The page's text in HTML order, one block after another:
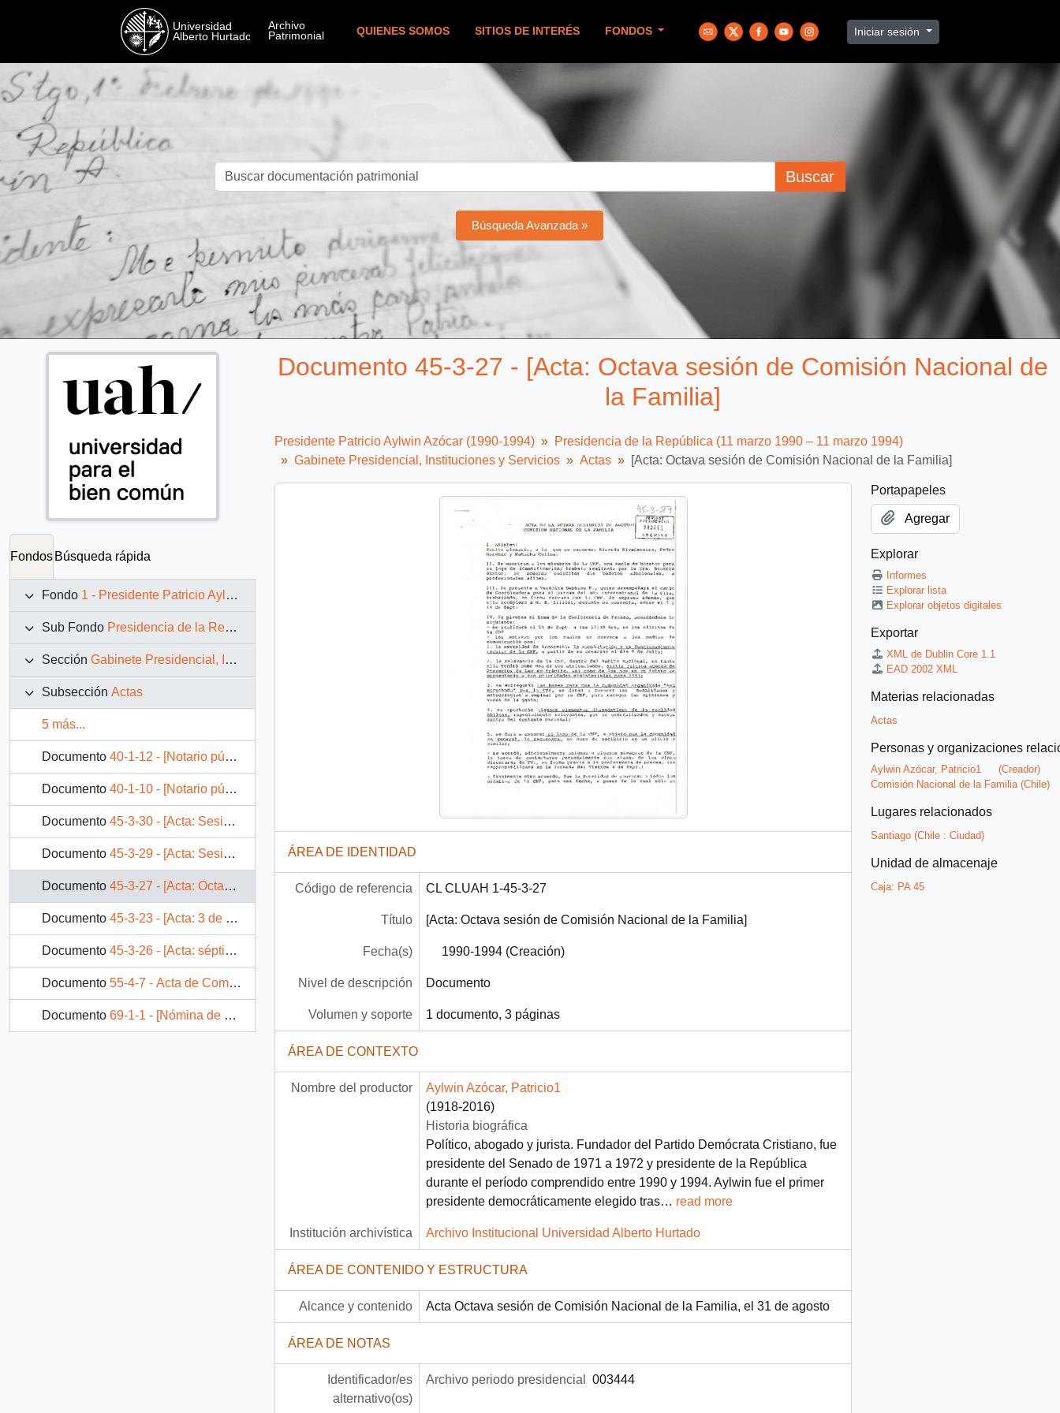
QUIENES SOMOS SITIOS DE INTERÉS FONDOS Iniciar sesión
Buscar
Búsqueda Avanzada »
Fondos Búsqueda rápida
Fondo 1 - Presidente Patricio Aylwin Azócar (1990-1994)
Sub Fondo Presidencia de la República (11 marzo 1990 – 11 marzo 1994)
Sección Gabinete Presidencial, Instituciones y Servicios
Subsección Actas
5 más...
Documento 40-1-12 - [Notario público: Modificación de Sociedad UCOM Ltda]
Documento 40-1-10 - [Notario público: Modificación de Sociedad "Servicios y abastecimientos MAC ltda]
Documento 45-3-30 - [Acta: Sesión Décimo Primera Comisión Nacional de la Familia]
Documento 45-3-29 - [Acta: Sesión del día 14 de septiembre]
Documento 45-3-27 - [Acta: Octava sesión de Comisión Nacional de la Familia]
Documento 45-3-23 - [Acta: 3 de agosto de 1992]
Documento 45-3-26 - [Acta: séptima sesión Comisión Nacional de la Familia]
Documento 55-4-7 - Acta de Compromiso : Proyecto RedChile
Documento 69-1-1 - [Nómina de personas a cargos que postulan en el Gobierno de Patricio Aylwin]
Documento 45-3-27 - [Acta: Octava sesión de Comisión Nacional de
la Familia]
Presidente Patricio Aylwin Azócar (1990-1994)
Presidencia de la República (11 marzo 1990 – 11 marzo 1994)
Gabinete Presidencial, Instituciones y Servicios
Actas [Acta: Octava sesión de Comisión Nacional de la Familia]
ÁREA DE IDENTIDAD
Código de referencia CL CLUAH 1-45-3-27
Título [Acta: Octava sesión de Comisión Nacional de la Familia]
Fecha(s) 1990-1994 (Creación)
Nivel de descripción Documento
Volumen y soporte 1 documento, 3 páginas
ÁREA DE CONTEXTO
Nombre del productor
Aylwin Azócar, Patricio1
(1918-2016)
Historia biográfica
Político, abogado y jurista. Fundador del Partido Demócrata Cristiano, fue
presidente del Senado de 1971 a 1972 y presidente de la República
durante el período comprendido entre 1990 y 1994. Aylwin fue el primer
presidente democráticamente elegido tras… read more
Institución archivística Archivo Institucional Universidad Alberto Hurtado
ÁREA DE CONTENIDO Y ESTRUCTURA
Alcance y contenido Acta Octava sesión de Comisión Nacional de la Familia, el 31 de agosto
ÁREA DE NOTAS
Identificador/es
alternativo(os)
Archivo periodo presidencial 003444
Portapapeles
Agregar
Explorar
Informes
Explorar lista
Explorar objetos digitales
Exportar
XML de Dublin Core 1.1
EAD 2002 XML
Materias relacionadas
Actas
Personas y organizaciones
Aylwin Azócar, Patricio1
(Creador)
Comisión Nacional de la Familia (Chile)
Lugares relacionados
Santiago (Chile : Ciudad)
Unidad de almacenaje
Caja: PA 45